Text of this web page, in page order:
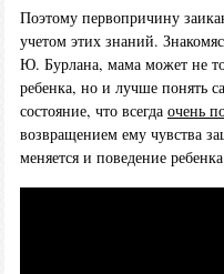
Поэтому первопричину
учетом этих знаний.
Ю. Бурлана, мама может не
ребенка, но и лучше понять
состояние, что всегда очень
возвращением ему чувства
меняется и поведение